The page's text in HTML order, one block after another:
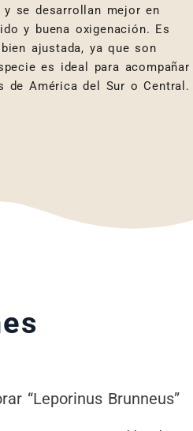
y se desarrollan mejor en
y buena oxigenación. Es
ajustada, ya que son
es ideal para acompañar
de América del Sur o Central.
“Leporinus Brunneus”